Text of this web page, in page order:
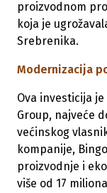
proizvodnom
koja je
Srebrenika.
Modernizacija
Ova investicija
Group, najveće
većinskog
kompanije,
proizvodnje i
više od 17